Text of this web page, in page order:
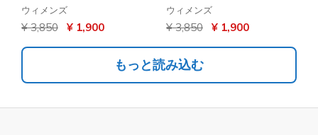
ウィメンズ
からの値引き
¥ 3,850 から
¥ 1,900
ウィメンズ
からの値引き
¥ 3,850 から
¥ 1,900
もっと読み込む